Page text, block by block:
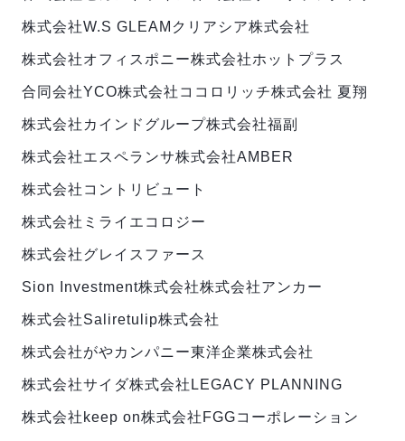
株式会社W.S GLEAM クリアシア株式会社
株式会社オフィスポニー株式会社ホットプラス
合同会社YCO株式会社ココロリッチ株式会社 夏翔
株式会社カインドグループ株式会社福副
株式会社エスペランサ株式会社AMBER
株式会社コントリビュート
株式会社ミライエコロジー
株式会社グレイスファース
Sion Investment株式会社株式会社アンカー
株式会社Saliretulip株式会社
株式会社がやカンパニー東洋企業株式会社
株式会社サイダ株式会社LEGACY PLANNING
株式会社keep on株式会社FGGコーポレーション